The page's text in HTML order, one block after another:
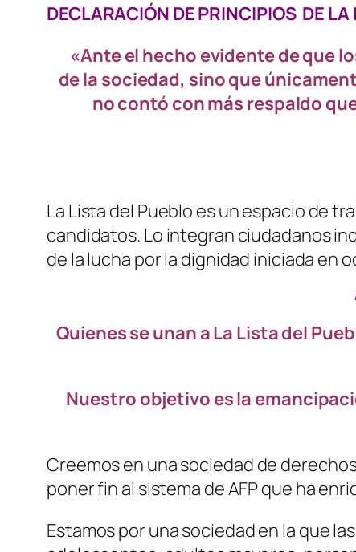
DECLARACIÓN DE PRINCIPIOS DE LA
«Ante el hecho evidente de que
de la sociedad, sino que
no contó con más respaldo
La Lista del Pueblo es un espacio de
candidatos. Lo integran ciudadanos
de la lucha por la dignidad iniciada en
Quienes se unan a La Lista del
Nuestro objetivo es la
Creemos en una sociedad de
poner fin al sistema de AFP que ha
Estamos por una sociedad en la que